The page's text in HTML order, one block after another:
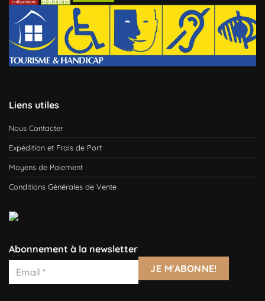
Liens utiles
Nous Contacter
Expédition et Frais de Port
Moyens de Paiement
Conditions Générales de Vente
Abonnement à la newsletter